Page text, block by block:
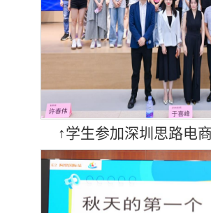
↑学生参加深圳思路电